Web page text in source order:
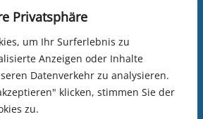
Privatsphäre
um Ihr Surferlebnis zu
Anzeigen oder Inhalte
Datenverkehr zu analysieren.
klicken, stimmen Sie der
zu.